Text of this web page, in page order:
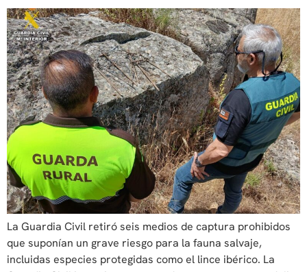
La Guardia Civil retiró seis medios de captura prohibidos
que suponían un grave riesgo para la fauna salvaje,
incluidas especies protegidas como el lince ibérico. La